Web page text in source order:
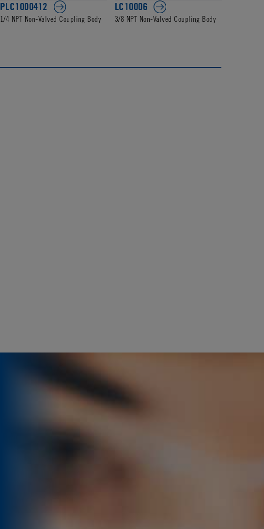
PLC1000412
1/4 NPT Non-Valved Coupling Body
LC10006
3/8 NPT Non-Valved Coupling Body